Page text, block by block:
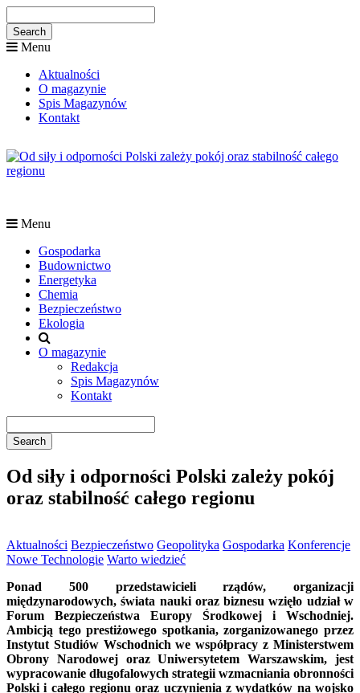
Menu
Aktualności
O magazynie
Spis Magazynów
Kontakt
Menu
Gospodarka
Budownictwo
Energetyka
Chemia
Bezpieczeństwo
Ekologia
O magazynie
Redakcja
Spis Magazynów
Kontakt
Od siły i odporności Polski zależy pokój
oraz stabilność całego regionu
Aktualności Bezpieczeństwo Geopolityka Gospodarka Konferencje
Nowe Technologie Warto wiedzieć
Ponad 500 przedstawicieli rządów, organizacji
międzynarodowych, świata nauki oraz biznesu wzięło udział w
Forum Bezpieczeństwa Europy Środkowej i Wschodniej.
Ambicją tego prestiżowego spotkania, zorganizowanego przez
Instytut Studiów Wschodnich we współpracy z Ministerstwem
Obrony Narodowej oraz Uniwersytetem Warszawskim, jest
wypracowanie długofalowych strategii wzmacniania obronności
Polski i całego regionu oraz uczynienia z wydatków na wojsko